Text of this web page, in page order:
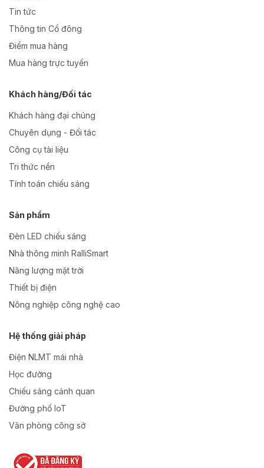
Tin tức
Thông tin Cổ đông
Điểm mua hàng
Mua hàng trực tuyến
Khách hàng/Đối tác
Khách hàng đại chúng
Chuyên dụng - Đối tác
Công cụ tài liệu
Tri thức nền
Tính toán chiếu sáng
Sản phẩm
Đèn LED chiếu sáng
Nhà thông minh RalliSmart
Năng lượng mặt trời
Thiết bị điện
Nông nghiệp công nghệ cao
Hệ thống giải pháp
Điện NLMT mái nhà
Học đường
Chiếu sáng cảnh quan
Đường phố IoT
Văn phòng công sở